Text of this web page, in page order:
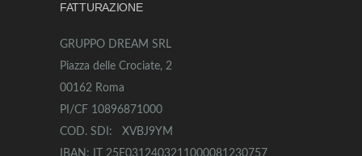
FATTURAZIONE
GRUPPO DREAM SRL
Piazza delle Crociate, 2
00162 Roma
PI/CF 10896871000
COD. SDI: XVBJ9YM
IBAN: IT 25F0312403211000081230757